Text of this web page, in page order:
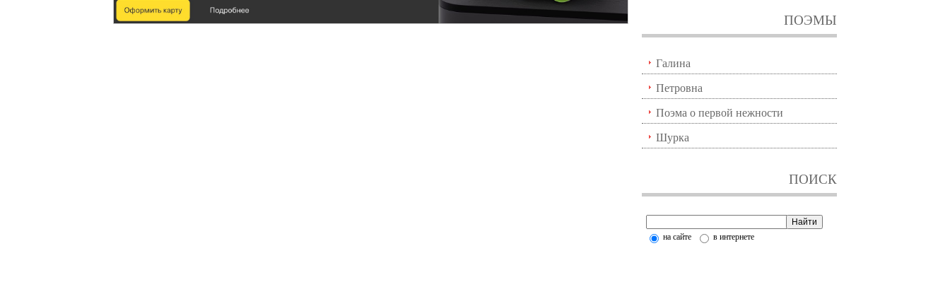
ПОЭМЫ
Галина
Петровна
Поэма о первой нежности
Шурка
ПОИСК
на сайте в интернете